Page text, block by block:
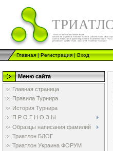
Главная|Регистрация|Вход
Меню сайта
Главная страница
Правила Турнира
История Турнира
П Р О Г Н О З Ы
Образцы написания фамилий
Триатлон БЛОГ
Триатлон Украина ФОРУМ